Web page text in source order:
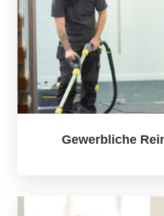
Gewerbliche